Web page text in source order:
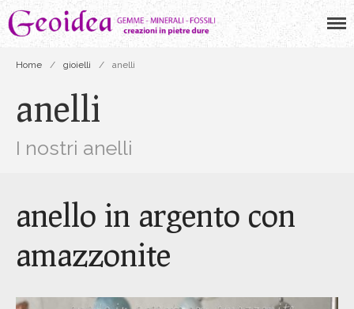
bracciali
Geoidea
creazioni in pietre dure
Home / gioielli / anelli
anelli
I nostri anelli
anello in argento con
amazzonite